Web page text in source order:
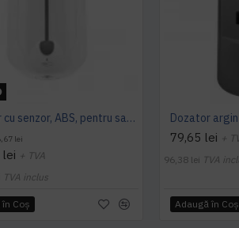
Dozator cu senzor, ABS, pentru sapun lichid, Limpio, 1.1L
lei
lei + TVA
TVA inclus
în Coş
79,65 lei +
96,38 lei TVA
Adaugă în Coş